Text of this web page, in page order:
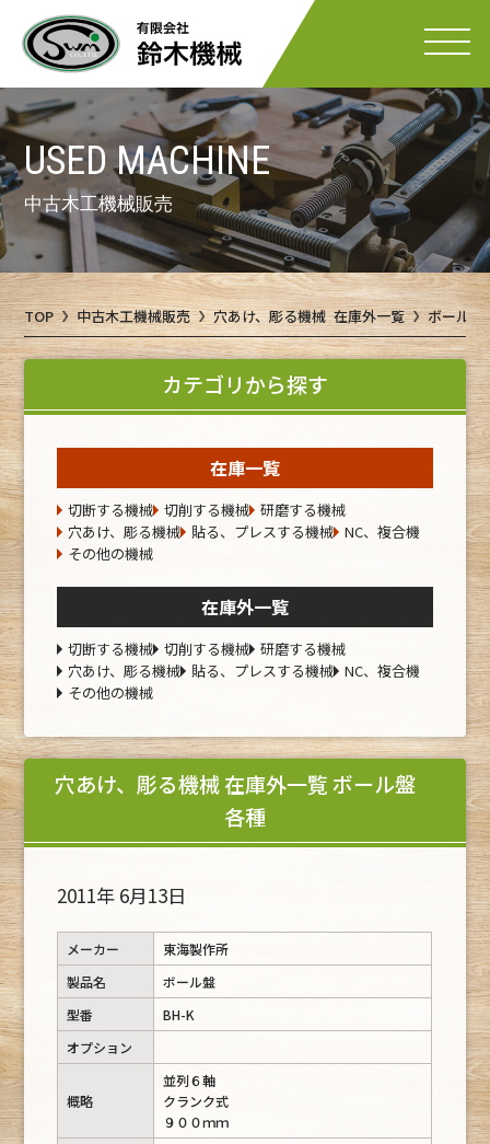
USED MACHINE
中古木工機械販売
TOP 中古木工機械販売 穴あけ、彫る機械 在庫外一覧 ボール
カテゴリから探す
在庫一覧
切断する機械 切削する機械 研磨する機械
穴あけ、彫る機械 貼る、プレスする機械 NC、複合機
その他の機械
在庫外一覧
切断する機械 切削する機械 研磨する機械
穴あけ、彫る機械 貼る、プレスする機械 NC、複合機
その他の機械
穴あけ、彫る機械 在庫外一覧 ボール盤
各種
2011年 6月13日
メーカー
東海製作所
製品名
ボール盤
型番
BH-K
オプション
概略
並列６軸
クランク式
９００ｍｍ